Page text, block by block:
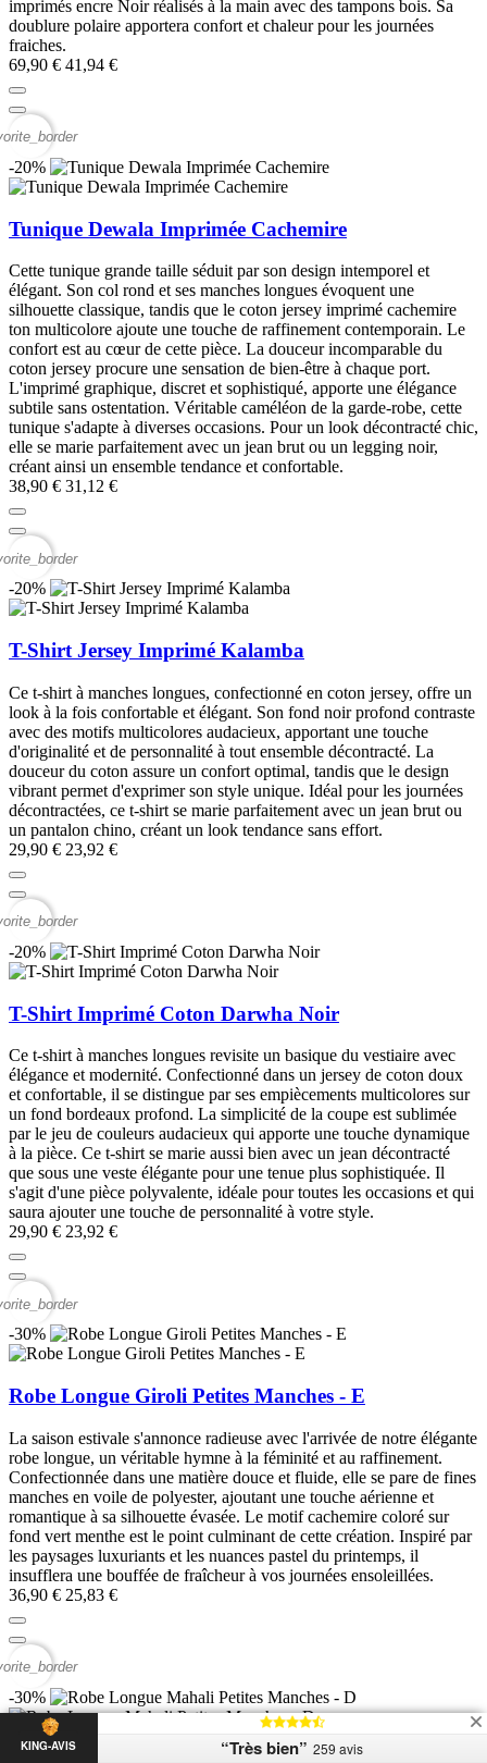
imprimés encre Noir réalisés à la main avec des tampons bois. Sa
doublure polaire apportera confort et chaleur pour les journées
fraiches.
69,90 € 41,94 €
-20%
Tunique Dewala Imprimée Cachemire
Cette tunique grande taille séduit par son design intemporel et
élégant. Son col rond et ses manches longues évoquent une
silhouette classique, tandis que le coton jersey imprimé cachemire
ton multicolore ajoute une touche de raffinement contemporain. Le
confort est au cœur de cette pièce. La douceur incomparable du
coton jersey procure une sensation de bien-être à chaque port.
L'imprimé graphique, discret et sophistiqué, apporte une élégance
subtile sans ostentation. Véritable caméléon de la garde-robe, cette
tunique s'adapte à diverses occasions. Pour un look décontracté chic,
elle se marie parfaitement avec un jean brut ou un legging noir,
créant ainsi un ensemble tendance et confortable.
38,90 € 31,12 €
-20%
T-Shirt Jersey Imprimé Kalamba
Ce t-shirt à manches longues, confectionné en coton jersey, offre un
look à la fois confortable et élégant. Son fond noir profond contraste
avec des motifs multicolores audacieux, apportant une touche
d'originalité et de personnalité à tout ensemble décontracté. La
douceur du coton assure un confort optimal, tandis que le design
vibrant permet d'exprimer son style unique. Idéal pour les journées
décontractées, ce t-shirt se marie parfaitement avec un jean brut ou
un pantalon chino, créant un look tendance sans effort.
29,90 € 23,92 €
-20%
T-Shirt Imprimé Coton Darwha Noir
Ce t-shirt à manches longues revisite un basique du vestiaire avec
élégance et modernité. Confectionné dans un jersey de coton doux
et confortable, il se distingue par ses empiècements multicolores sur
un fond bordeaux profond. La simplicité de la coupe est sublimée
par le jeu de couleurs audacieux qui apporte une touche dynamique
à la pièce. Ce t-shirt se marie aussi bien avec un jean décontracté
que sous une veste élégante pour une tenue plus sophistiquée. Il
s'agit d'une pièce polyvalente, idéale pour toutes les occasions et qui
saura ajouter une touche de personnalité à votre style.
29,90 € 23,92 €
-30%
Robe Longue Giroli Petites Manches - E
La saison estivale s'annonce radieuse avec l'arrivée de notre élégante
robe longue, un véritable hymne à la féminité et au raffinement.
Confectionnée dans une matière douce et fluide, elle se pare de fines
manches en voile de polyester, ajoutant une touche aérienne et
romantique à sa silhouette évasée. Le motif cachemire coloré sur
fond vert menthe est le point culminant de cette création. Inspiré par
les paysages luxuriants et les nuances pastel du printemps, il
insufflera une bouffée de fraîcheur à vos journées ensoleillées.
36,90 € 25,83 €
-30%
KING-AVIS “Très bien” 259 avis